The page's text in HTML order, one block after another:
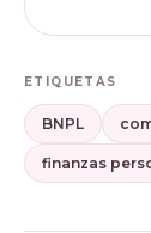
ETIQUETAS
BNPL
finanzas